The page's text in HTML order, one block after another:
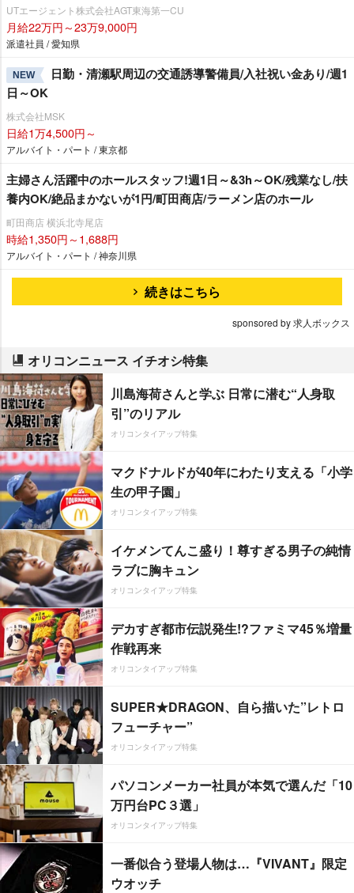
UTエージェント株式会社AGT東海第一CU
月給22万円～23万9,000円
派遣社員 / 愛知県
NEW
日勤・清瀬駅周辺の交通誘導警備員/入社祝い金あり/週1
日～OK
株式会社MSK
日給1万4,500円～
アルバイト・パート / 東京都
主婦さん活躍中のホールスタッフ!週1日～&3h～OK/残業なし/扶
養内OK/絶品まかないが1円/町田商店/ラーメン店のホール
町田商店 横浜北寺尾店
時給1,350円～1,688円
アルバイト・パート / 神奈川県
続きはこちら
sponsored by 求人ボックス
オリコンニュース イチオシ特集
川島海荷さんと学ぶ 日常に潜む“人身取
引”のリアル
オリコンタイアップ特集
マクドナルドが40年にわたり支える「小学
生の甲子園」
オリコンタイアップ特集
イケメンてんこ盛り！尊すぎる男子の純情
ラブに胸キュン
オリコンタイアップ特集
デカすぎ都市伝説発生!?ファミマ45％増量
作戦再来
オリコンタイアップ特集
SUPER★DRAGON、自ら描いた”レトロ
フューチャー”
オリコンタイアップ特集
パソコンメーカー社員が本気で選んだ「10
万円台PC３選」
オリコンタイアップ特集
一番似合う登場人物は…『VIVANT』限定
ウオッチ